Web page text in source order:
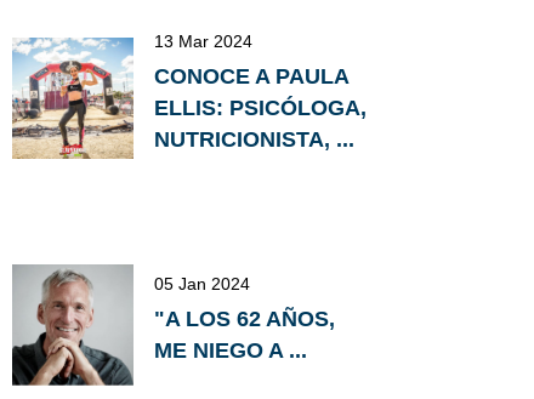
13 Mar 2024
CONOCE A PAULA
ELLIS: PSICÓLOGA,
NUTRICIONISTA, ...
05 Jan 2024
"A LOS 62 AÑOS,
ME NIEGO A ...